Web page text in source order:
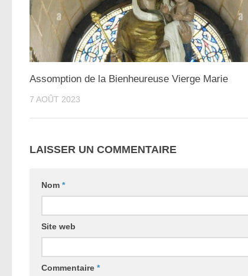
Assomption de la Bienheureuse Vierge Marie
7 AOÛT 2023
LAISSER UN COMMENTAIRE
Nom *
Site web
Commentaire *